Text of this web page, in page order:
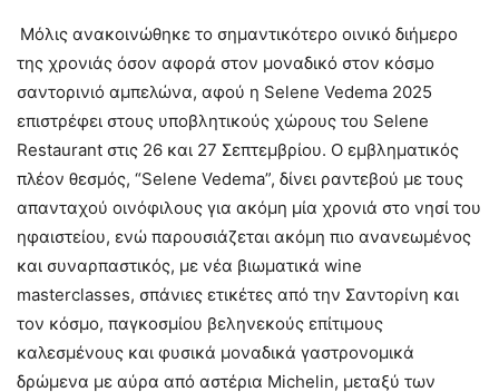
Μόλις ανακοινώθηκε το σημαντικότερο οινικό διήμερο
της χρονιάς όσον αφορά στον μοναδικό στον κόσμο
σαντορινιό αμπελώνα, αφού η Selene Vedema 2025
επιστρέφει στους υποβλητικούς χώρους του Selene
Restaurant στις 26 και 27 Σεπτεμβρίου. Ο εμβληματικός
πλέον θεσμός, “Selene Vedema”, δίνει ραντεβού με τους
απανταχού οινόφιλους για ακόμη μία χρονιά στο νησί του
ηφαιστείου, ενώ παρουσιάζεται ακόμη πιο ανανεωμένος
και συναρπαστικός, με νέα βιωματικά wine
masterclasses, σπάνιες ετικέτες από την Σαντορίνη και
τον κόσμο, παγκοσμίου βεληνεκούς επίτιμους
καλεσμένους και φυσικά μοναδικά γαστρονομικά
δρώμενα με αύρα από αστέρια Michelin, μεταξύ των